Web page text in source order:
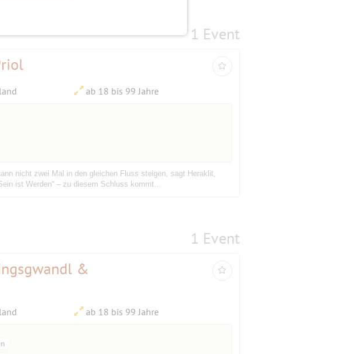
1 Event
ab 18 bis 99 Jahre
nicht zwei Mal in den gleichen Fluss steigen, sagt Heraklit,
ist Werden“ – zu diesem Schluss kommt...
1 Event
&
ab 18 bis 99 Jahre